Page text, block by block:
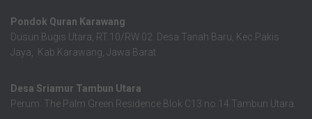
Pondok Quran Karawang
Dusun Bugis Utara, RT.10/RW.02. Desa Tanah Baru, Kec.Pakis
Jaya, Kab.Karawang, Jawa Barat
Desa Sriamur Tambun Utara
Perum. The Palm Green Residence Blok C13 no 14 Tambun Utara